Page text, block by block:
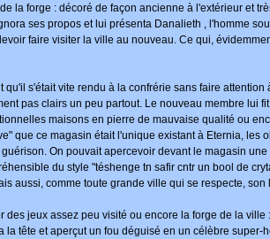
la forge : décoré de façon ancienne à l'extérieur et
ses propos et lui présenta Danalieth , l'homme
faire visiter la ville au nouveau. Ce qui,
s'était vite rendu à la confrérie sans faire
pas clairs un peu partout. Le nouveau membre lui
maisons en pierre de mauvaise qualité ou
que ce magasin était l'unique existant à Eternia,
On pouvait apercevoir devant le magasin
du style "téshenge tn safir cntr un bool de
aussi, comme toute grande ville qui se respecte,
jeux assez peu visité ou encore la forge de la
tête et aperçut un fou déguisé en un célèbre